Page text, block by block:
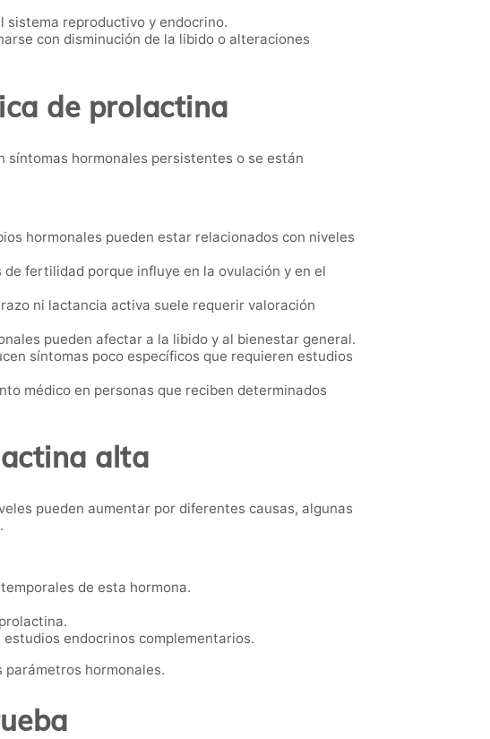
reproductivo y endocrino.
con disminución de la libido o alteraciones
de prolactina
síntomas hormonales persistentes o se están
hormonales pueden estar relacionados con niveles
fertilidad porque influye en la ovulación y en el
ni lactancia activa suele requerir valoración
pueden afectar a la libido y al bienestar general.
síntomas poco específicos que requieren estudios
médico en personas que reciben determinados
alta
pueden aumentar por diferentes causas, algunas
de esta hormona.
endocrinos complementarios.
hormonales.